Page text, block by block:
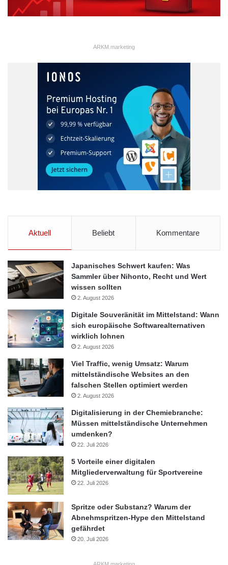
ARKM.marketing
Aktuell Beliebt Kommentare
Japanisches Schwert kaufen: Was
Sammler über Nihonto, Recht und Wert
wissen sollten
2. August 2026
Digitale Souveränität im Mittelstand: Wann
sich europäische Softwarealternativen
wirklich lohnen
2. August 2026
Viel Traffic, wenig Umsatz: Warum
mittelständische Websites an den
falschen Stellen optimiert werden
2. August 2026
Digitalisierung in der Chemiebranche:
Müssen mittelständische Unternehmen
umdenken?
22. Juli 2026
5 Vorteile einer digitalen
Mitgliederverwaltung für Sportvereine
22. Juli 2026
Spritze oder Substanz? Warum der
Abnehmspritzen-Hype den Mittelstand
gefährdet
20. Juli 2026